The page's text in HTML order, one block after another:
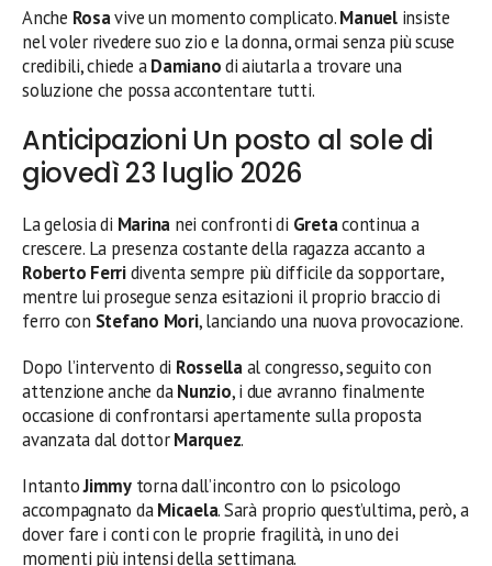
Anche Rosavive un momento complicato.Manuelinsiste
nel voler rivedere suo zio e la donna, ormai senza più scuse
credibili, chiede aDamianodi aiutarla a trovare una
soluzione che possa accontentare tutti.
Anticipazioni Un posto al sole di
giovedì 23 luglio 2026
La gelosia di Marina nei confronti di Gretacontinua a
crescere. La presenza costante della ragazza accanto a
Roberto Ferridiventa sempre più difficile da sopportare,
mentre lui prosegue senza esitazioni il proprio braccio di
ferro con Stefano Mori, lanciando una nuova provocazione.
Dopo l’intervento di Rossellaal congresso, seguito con
attenzione anche daNunzio, i due avranno finalmente
occasione di confrontarsi apertamente sulla proposta
avanzata dal dottorMarquez.
IntantoJimmytorna dall’incontro con lo psicologo
accompagnato daMicaela. Sarà proprio quest’ultima, però, a
dover fare i conti con le proprie fragilità, in uno dei
momenti più intensi della settimana.